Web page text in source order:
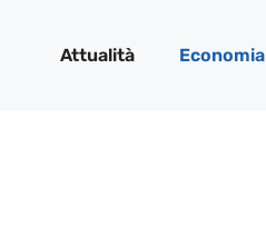
Attualità Economia